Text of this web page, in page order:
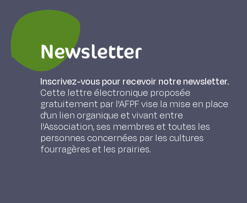
Newsletter
Inscrivez-vous pour recevoir notre newsletter.
Cette lettre électronique proposée
gratuitement par l'AFPF vise la mise en place
d'un lien organique et vivant entre
l'Association, ses membres et toutes les
personnes concernées par les cultures
fourragères et les prairies.